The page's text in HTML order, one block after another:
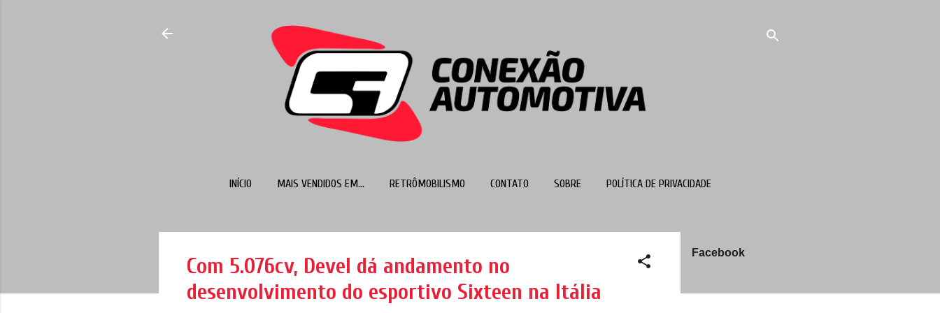
INÍCIO MAIS VENDIDOS EM... RETRÔMOBILISMO CONTATO SOBRE POLÍTICA DE PRIVACIDADE
Facebook
Com 5.076cv, Devel dá andamento no
desenvolvimento do esportivo Sixteen na Itália